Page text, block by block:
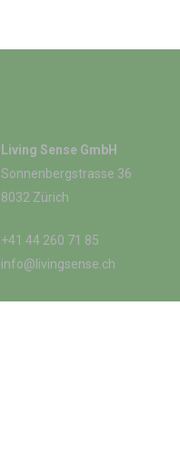
Living Sense GmbH
Sonnenbergstrasse 36
8032 Zürich
+41 44 260 71 85
info@livingsense.ch